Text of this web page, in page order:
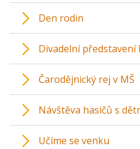
Den rodin
Divadelní představení
Čarodějnický rej v MŠ
Návštěva hasičů s
Učíme se venku